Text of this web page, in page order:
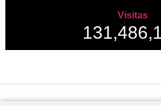
Visitas